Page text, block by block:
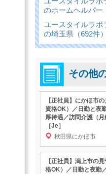
のホームヘルパー
ユースタイルラボ
の埼玉県（692件）
その他
【正社員】にかほ市
資格OK）／日勤と夜
厚待遇／訪問介護（月
［Je］
秋田県にかほ市
【正社員】潟上市の
格OK）／日勤と夜勤